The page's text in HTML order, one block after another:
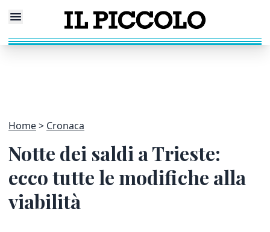
Home Cronaca
Notte dei saldi a Trieste:
ecco tutte le modifiche alla
viabilità